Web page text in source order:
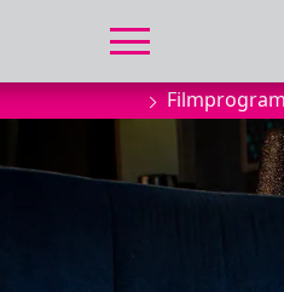
Actueel
Aanmelden